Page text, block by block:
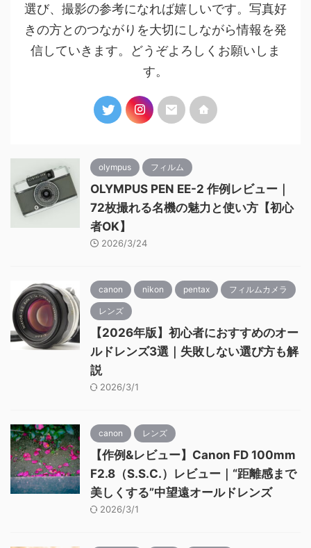
選び、撮影の参考になれば嬉しいです。写真好
きの方とのつながりを大切にしながら情報を発
信していきます。どうぞよろしくお願いしま
す。
olympus フィルム
OLYMPUS PEN EE-2 作例レビュー｜
72枚撮れる名機の魅力と使い方【初心
者OK】
2026/3/24
canon nikon pentax フィルムカメラ
レンズ
【2026年版】初心者におすすめのオー
ルドレンズ3選｜失敗しない選び方も解
説
2026/3/1
canon レンズ
【作例&レビュー】Canon FD 100mm
F2.8（S.S.C.）レビュー｜“距離感まで
美しくする”中望遠オールドレンズ
2026/3/1